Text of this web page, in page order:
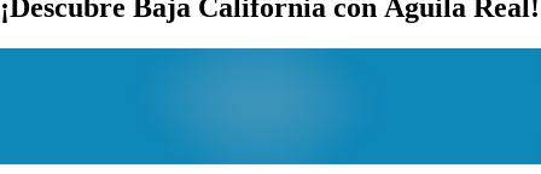
¡Descubre Baja California con Águila Real!